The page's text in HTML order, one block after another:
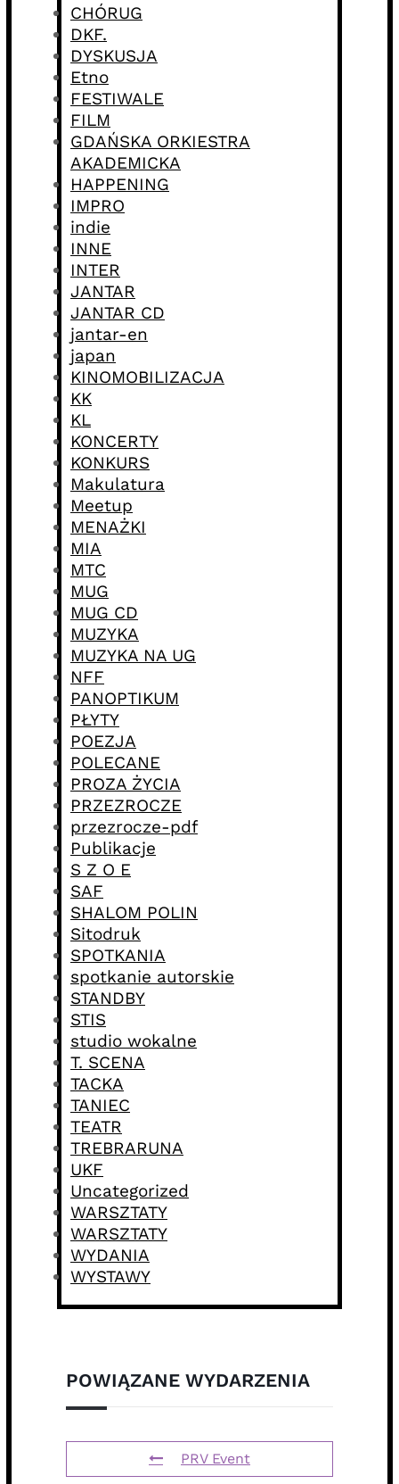
CHÓRUG
DKF.
DYSKUSJA
Etno
FESTIWALE
FILM
GDAŃSKA ORKIESTRA
AKADEMICKA
HAPPENING
IMPRO
indie
INNE
INTER
JANTAR
JANTAR CD
jantar-en
japan
KINOMOBILIZACJA
KK
KL
KONCERTY
KONKURS
Makulatura
Meetup
MENAŻKI
MIA
MTC
MUG
MUG CD
MUZYKA
MUZYKA NA UG
NFF
PANOPTIKUM
PŁYTY
POEZJA
POLECANE
PROZA ŻYCIA
PRZEZROCZE
przezrocze-pdf
Publikacje
S Z O E
SAF
SHALOM POLIN
Sitodruk
SPOTKANIA
spotkanie autorskie
STANDBY
STIS
studio wokalne
T. SCENA
TACKA
TANIEC
TEATR
TREBRARUNA
UKF
Uncategorized
WARSZTATY
WARSZTATY
WYDANIA
WYSTAWY
POWIĄZANE WYDARZENIA
PRV Event